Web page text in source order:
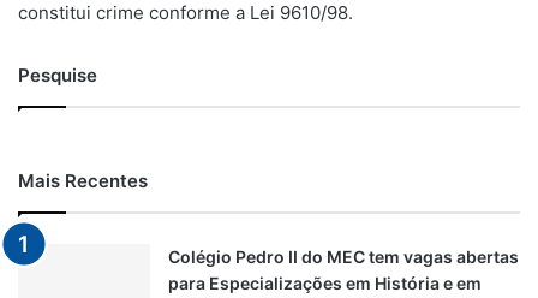
constitui crime conforme a Lei 9610/98.
Pesquise
Mais Recentes
Colégio Pedro II do MEC tem vagas abertas
para Especializações em História e em